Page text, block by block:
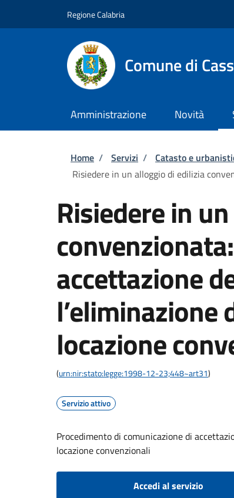
Regione Calabria
Comune di
Amministrazione Novità
Briciole di pane
Home / Servizi / Catasto e
Risiedere in un alloggio di edilizia
Risiedere in
accettazione
l’eliminazione
locazione
(urn:nir:stato:legge:1998-12-23;448~art31)
Servizio attivo
Procedimento di comunicazione di
locazione convenzionali
Accedi al servizio